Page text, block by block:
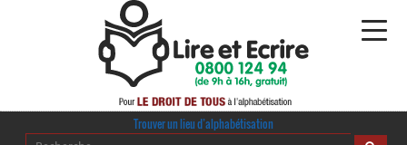
Alphabétisation
Trouver un lieu d’alphabétisation